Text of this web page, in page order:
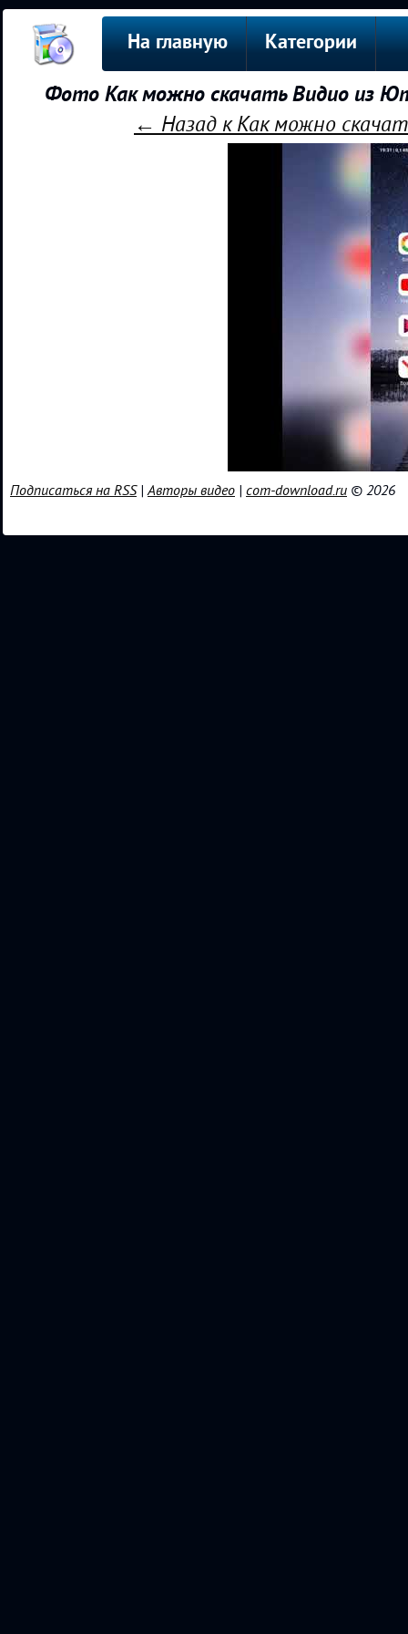
На главную Категории
Фото Как можно скачать Видио из
← Назад к Как можно
Подписаться на RSS|Авторы видео | com-download.ru © 2026